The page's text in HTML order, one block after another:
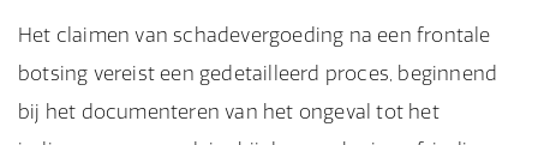
Het claimen van schadevergoeding na een frontale
botsing vereist een gedetailleerd proces, beginnend
bij het documenteren van het ongeval tot het